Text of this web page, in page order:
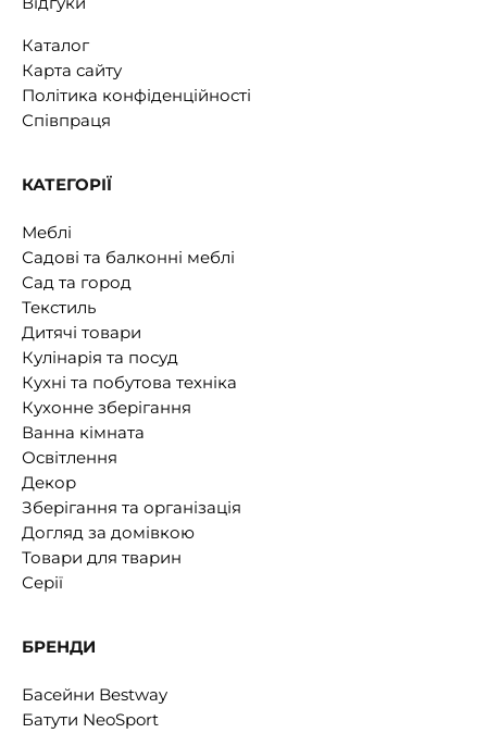
Каталог
Карта сайту
Політика конфіденційності
Співпраця
КАТЕГОРІЇ
Меблі
Садові та балконні меблі
Сад та город
Текстиль
Дитячі товари
Кулінарія та посуд
Кухні та побутова техніка
Кухонне зберігання
Ванна кімната
Освітлення
Декор
Зберігання та організація
Догляд за домівкою
Товари для тварин
Серії
БРЕНДИ
Басейни Bestway
Батути NeoSport